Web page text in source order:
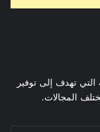
التي تهدف إلى توفير
المجالات.